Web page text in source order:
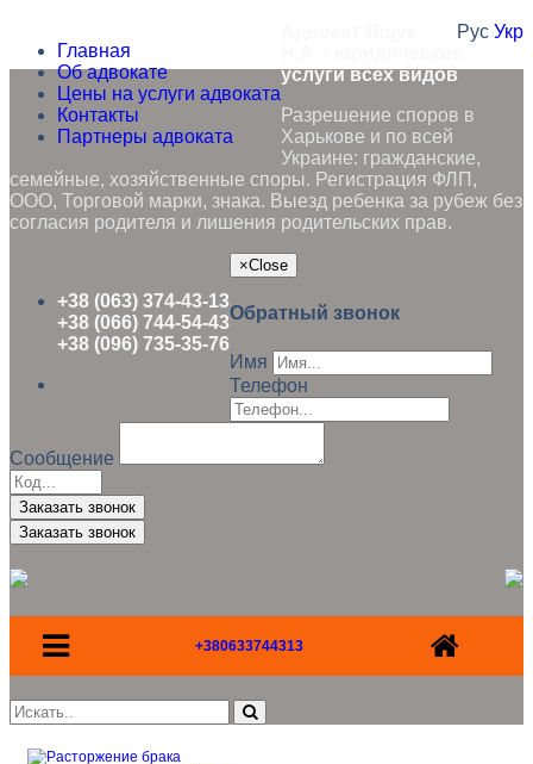
Главная
Об адвокате
Цены на услуги адвоката
Контакты
Партнеры адвоката
Рус Укр
услуги всех видов
Разрешение споров в
Харькове и по всей
Украине: гражданские,
семейные, хозяйственные споры. Регистрация ФЛП,
ООО, Торговой марки, знака. Выезд ребенка за рубеж без
согласия родителя и лишения родительских прав.
+38 (063) 374-43-13
+38 (066) 744-54-43
+38 (096) 735-35-76
×Close
Обратный звонок
Имя
Телефон
Сообщение
Заказать звонок
+380633744313